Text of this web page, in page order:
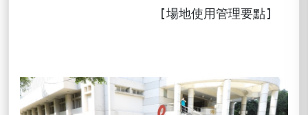
[場地使用管理要點]